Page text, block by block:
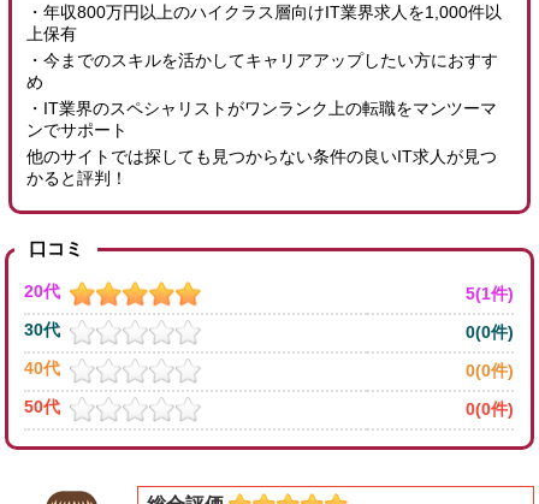
・年収800万円以上のハイクラス層向けIT業界求人を1,000件以
上保有
・今までのスキルを活かしてキャリアアップしたい方におすす
め
・IT業界のスペシャリストがワンランク上の転職をマンツーマ
ンでサポート
他のサイトでは探しても見つからない条件の良いIT求人が見つ
かると評判！
口コミ
20代
5(1件)
30代
0(0件)
40代
0(0件)
50代
0(0件)